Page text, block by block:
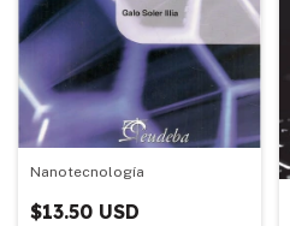
Nanotecnología
$13.50 USD